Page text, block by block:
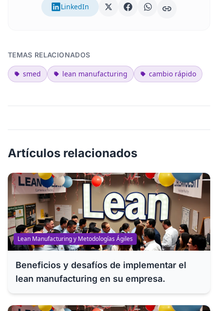
LinkedIn
TEMAS RELACIONADOS
smed lean manufacturing cambio rápido
Artículos relacionados
Lean Manufacturing y Metodologías Ágiles
Beneficios y desafíos de implementar el
lean manufacturing en su empresa.